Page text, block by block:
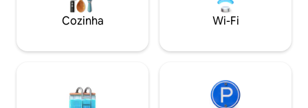
acolhedor? Escolha-nos!
Número de
Cozinha Wi-Fi